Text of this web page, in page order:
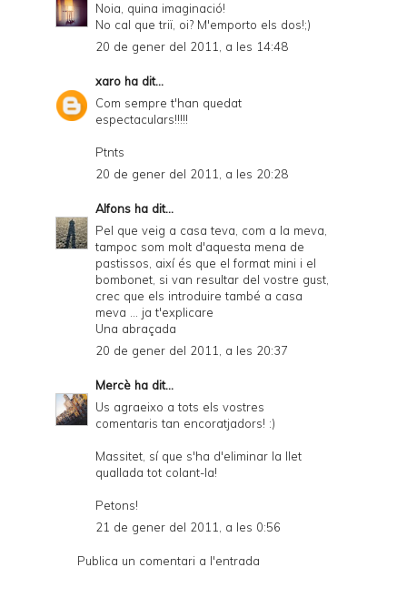
Noia, quina imaginació!
No cal que triï, oi? M'emporto els dos!;)
20 de gener del 2011, a les 14:48
xaro ha dit...
Com sempre t'han quedat
espectaculars!!!!!
Ptnts
20 de gener del 2011, a les 20:28
Alfons ha dit...
Pel que veig a casa teva, com a la meva,
tampoc som molt d'aquesta mena de
pastissos, així és que el format mini i el
bombonet, si van resultar del vostre gust,
crec que els introduire també a casa
meva ... ja t'explicare
Una abraçada
20 de gener del 2011, a les 20:37
Mercè ha dit...
Us agraeixo a tots els vostres
comentaris tan encoratjadors! :)
Massitet, sí que s'ha d'eliminar la llet
quallada tot colant-la!
Petons!
21 de gener del 2011, a les 0:56
Publica un comentari a l'entrada